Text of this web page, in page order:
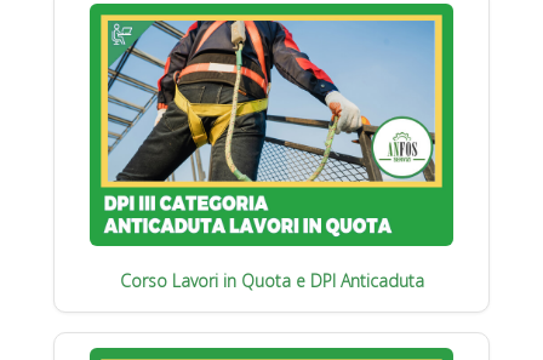
Corso Lavori in Quota e DPI Anticaduta